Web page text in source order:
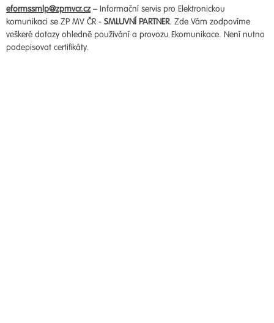
eformssmlp@zpmvcr.cz– Informační servis pro Elektronickou
komunikaci se ZP MV ČR - SMLUVNÍ PARTNER. Zde Vám zodpovíme
veškeré dotazy ohledně používání a provozu Ekomunikace. Není nutno
podepisovat certifikáty.